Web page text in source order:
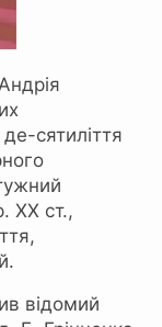
сятиліття
ХХ ст.,
відомий